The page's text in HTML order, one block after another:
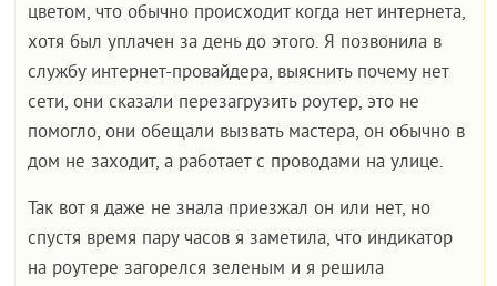
цветом, что обычно происходит когда нет интернета,
хотя был уплачен за день до этого. Я позвонила в
службу интернет-провайдера, выяснить почему нет
сети, они сказали перезагрузить роутер, это не
помогло, они обещали вызвать мастера, он обычно в
дом не заходит, а работает с проводами на улице.
Так вот я даже не знала приезжал он или нет, но
спустя время пару часов я заметила, что индикатор
на роутере загорелся зеленым и я решила